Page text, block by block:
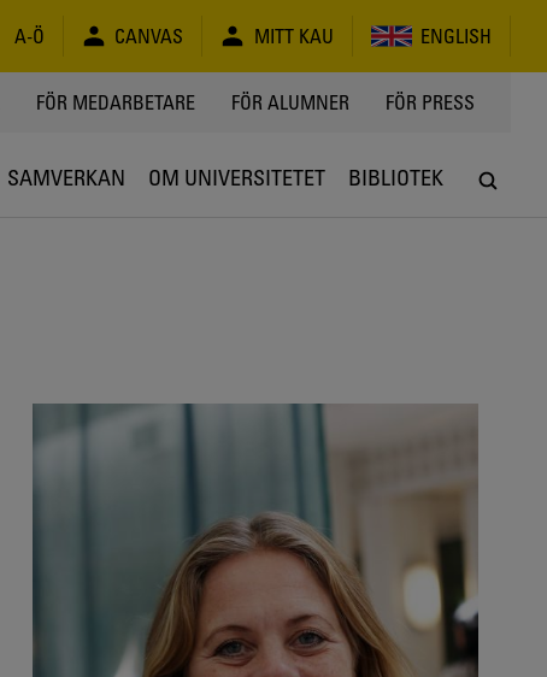
A-Ö CANVAS MITT KAU ENGLISH
FÖR MEDARBETARE FÖR ALUMNER FÖR PRESS
SAMVERKAN OM UNIVERSITETET BIBLIOTEK